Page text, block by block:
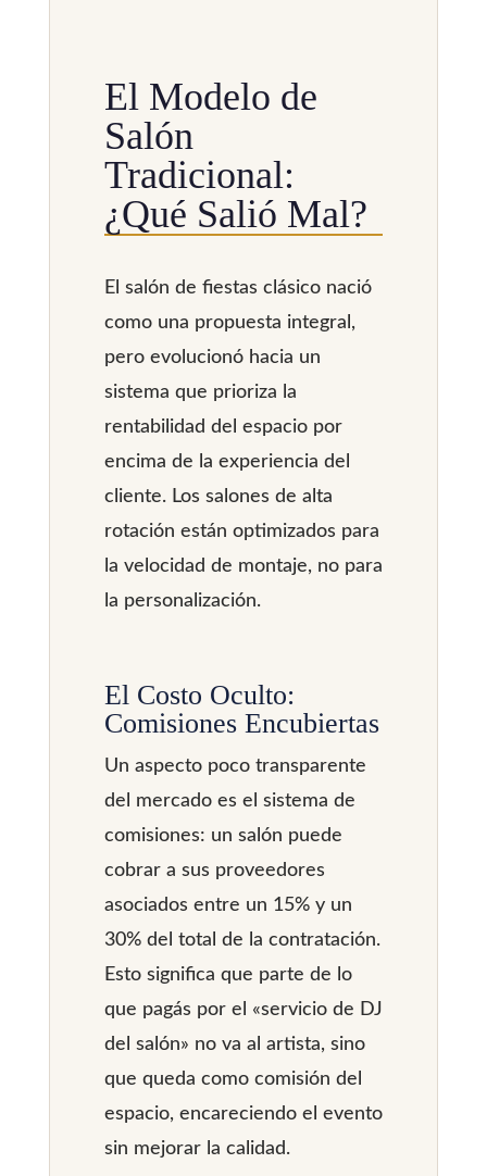
El Modelo de
Salón
Tradicional:
¿Qué Salió Mal?
El salón de fiestas clásico nació
como una propuesta integral,
pero evolucionó hacia un
sistema que prioriza la
rentabilidad del espacio por
encima de la experiencia del
cliente. Los salones de alta
rotación están optimizados para
la velocidad de montaje, no para
la personalización.
El Costo Oculto:
Comisiones Encubiertas
Un aspecto poco transparente
del mercado es el sistema de
comisiones: un salón puede
cobrar a sus proveedores
asociados entre un 15% y un
30% del total de la contratación.
Esto significa que parte de lo
que pagás por el «servicio de DJ
del salón» no va al artista, sino
que queda como comisión del
espacio, encareciendo el evento
sin mejorar la calidad.